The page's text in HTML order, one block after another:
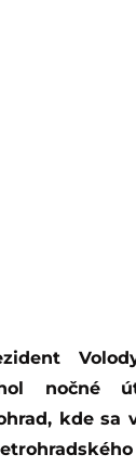
nočné
kde sa